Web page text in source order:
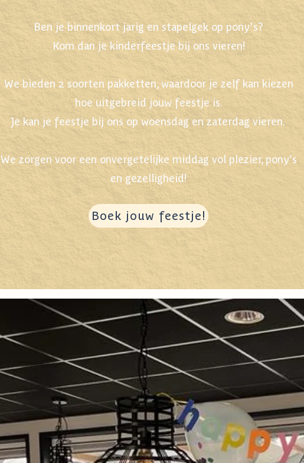
Ben je binnenkort jarig en stapelgek op pony's?
Kom dan je kinderfeestje bij ons vieren!
We bieden 2 soorten pakketten, waardoor je zelf kan kiezen
hoe uitgebreid jouw feestje is.
Je kan je feestje bij ons op woensdag en zaterdag vieren.
We zorgen voor een onvergetelijke middag vol plezier, pony’s
en gezelligheid!
Boek jouw feestje!